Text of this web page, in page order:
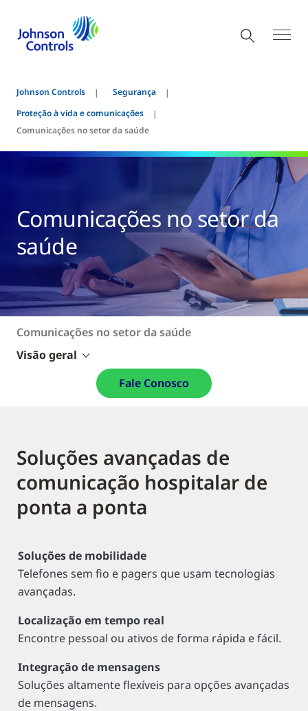
Johnson Controls
Segurança
Proteção à vida e comunicações
Comunicações no setor da saúde
Comunicações no setor da
saúde
Comunicações no setor da saúde
Visão geral
Fale Conosco
Soluções avançadas de
comunicação hospitalar de
ponta a ponta
Soluções de mobilidade
Telefones sem fio e pagers que usam tecnologias
avançadas.
Localização em tempo real
Encontre pessoal ou ativos de forma rápida e fácil.
Integração de mensagens
Soluções altamente flexíveis para opções avançadas
de mensagens.